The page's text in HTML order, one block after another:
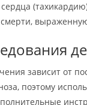
зависит от
поэтому